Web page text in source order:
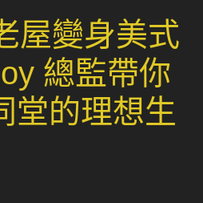
屋變身美式
總監帶你
堂的理想生